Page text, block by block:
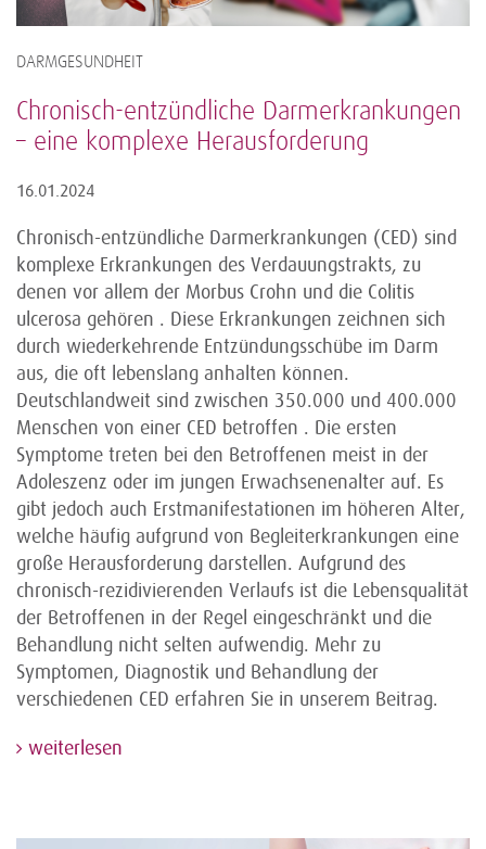
DARMGESUNDHEIT
Chronisch-entzündliche Darmerkrankungen
– eine komplexe Herausforderung
16.01.2024
Chronisch-entzündliche Darmerkrankungen (CED) sind
komplexe Erkrankungen des Verdauungstrakts, zu
denen vor allem der Morbus Crohn und die Colitis
ulcerosa gehören . Diese Erkrankungen zeichnen sich
durch wiederkehrende Entzündungsschübe im Darm
aus, die oft lebenslang anhalten können.
Deutschlandweit sind zwischen 350.000 und 400.000
Menschen von einer CED betroffen . Die ersten
Symptome treten bei den Betroffenen meist in der
Adoleszenz oder im jungen Erwachsenenalter auf. Es
gibt jedoch auch Erstmanifestationen im höheren Alter,
welche häufig aufgrund von Begleiterkrankungen eine
große Herausforderung darstellen. Aufgrund des
chronisch-rezidivierenden Verlaufs ist die Lebensqualität
der Betroffenen in der Regel eingeschränkt und die
Behandlung nicht selten aufwendig. Mehr zu
Symptomen, Diagnostik und Behandlung der
verschiedenen CED erfahren Sie in unserem Beitrag.
weiterlesen